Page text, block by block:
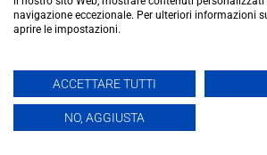
Privacy & Cookie Policy
IlCaffèQuotidiano.online è una testata
presso il Tribunale di Caltanissetta n.02/
Realizzato da
navigazione eccezionale. Per ulteriori informazioni
aprire le impostazioni.
ACCETTARE TUTTI
NO, AGGIUSTA